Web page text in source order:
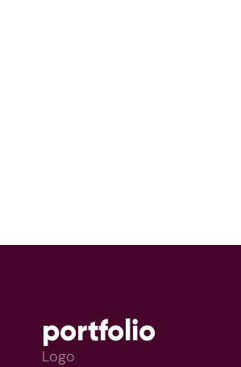
portfolio
Logo